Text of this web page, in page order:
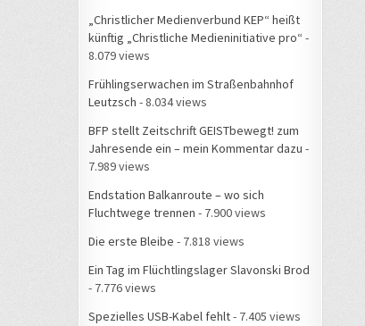
„Christlicher Medienverbund KEP“ heißt
künftig „Christliche Medieninitiative pro“ -
8.079 views
Frühlingserwachen im Straßenbahnhof
Leutzsch - 8.034 views
BFP stellt Zeitschrift GEISTbewegt! zum
Jahresende ein – mein Kommentar dazu -
7.989 views
Endstation Balkanroute – wo sich
Fluchtwege trennen - 7.900 views
Die erste Bleibe - 7.818 views
Ein Tag im Flüchtlingslager Slavonski Brod
- 7.776 views
Spezielles USB-Kabel fehlt- 7.405 views